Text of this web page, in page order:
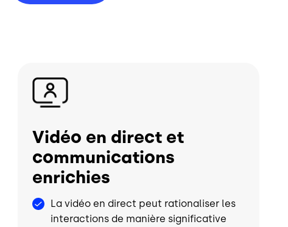
Image
Vidéo en direct et
communications
enrichies
La vidéo en direct peut rationaliser les
interactions de manière significative